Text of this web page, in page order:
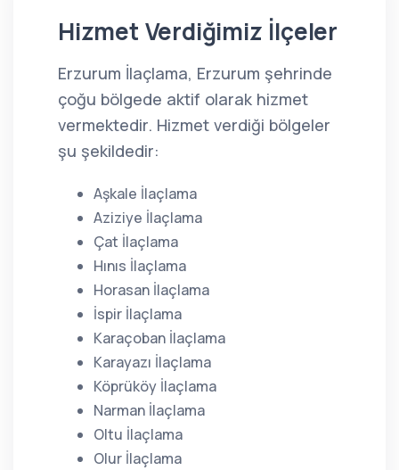
Hizmet Verdiğimiz İlçeler
Erzurum İlaçlama, Erzurum şehrinde
çoğu bölgede aktif olarak hizmet
vermektedir. Hizmet verdiği bölgeler
şu şekildedir:
Aşkale İlaçlama
Aziziye İlaçlama
Çat İlaçlama
Hınıs İlaçlama
Horasan İlaçlama
İspir İlaçlama
Karaçoban İlaçlama
Karayazı İlaçlama
Köprüköy İlaçlama
Narman İlaçlama
Oltu İlaçlama
Olur İlaçlama